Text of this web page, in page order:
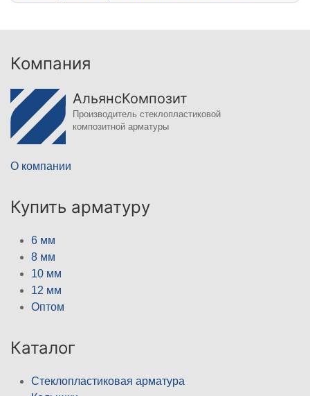
Компания
АльянсКомпозит
Производитель стеклопластиковой
композитной арматуры
О компании
Купить арматуру
6 мм
8 мм
10 мм
12 мм
Оптом
Каталог
Стеклопластиковая арматура